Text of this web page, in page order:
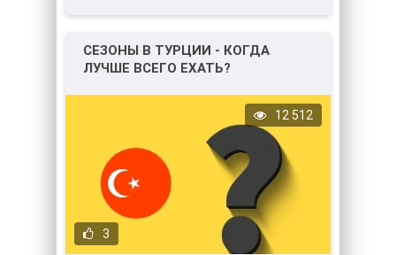
СЕЗОНЫ В ТУРЦИИ - КОГДА
ЛУЧШЕ ВСЕГО ЕХАТЬ?
3
12 512